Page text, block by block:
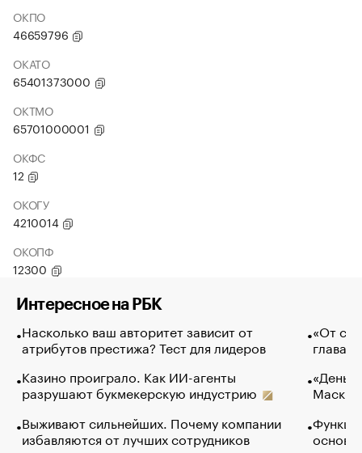
ОКПО
46659796
ОКАТО
65401373000
ОКТМО
65701000001
ОКФС
12
ОКОГУ
4210014
ОКОПФ
12300
Интересное на РБК
Насколько ваш авторитет зависит от
атрибутов престижа? Тест для лидеров
Казино проиграло. Как ИИ-агенты
разрушают букмекерскую индустрию
Выживают сильнейших. Почему компании
избавляются от лучших сотрудников
«От
глава
Маск в
основ